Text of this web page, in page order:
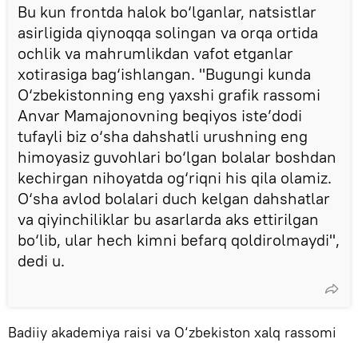
Bu kun frontda halok bo‘lganlar, natsistlar
asirligida qiynoqqa solingan va orqa ortida
ochlik va mahrumlikdan vafot etganlar
xotirasiga bag‘ishlangan. "Bugungi kunda
O‘zbekistonning eng yaxshi grafik rassomi
Anvar Mamajonovning beqiyos iste’dodi
tufayli biz o‘sha dahshatli urushning eng
himoyasiz guvohlari bo‘lgan bolalar boshdan
kechirgan nihoyatda og‘riqni his qila olamiz.
O‘sha avlod bolalari duch kelgan dahshatlar
va qiyinchiliklar bu asarlarda aks ettirilgan
bo‘lib, ular hech kimni befarq qoldirolmaydi",
dedi u.
Badiiy akademiya raisi va O‘zbekiston xalq rassomi